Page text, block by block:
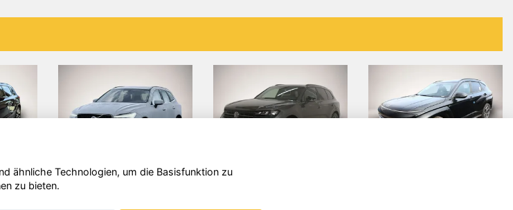
Volvo XC60 Volkswagen
ähnliche Technologien, um die Basisfunktion zu
zu bieten.